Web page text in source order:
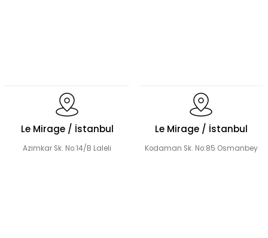
Le Mirage / İstanbul
Azimkar Sk. No:14/B Laleli
Le Mirage / İstanbul
Kodaman Sk. No:85 Osmanbey